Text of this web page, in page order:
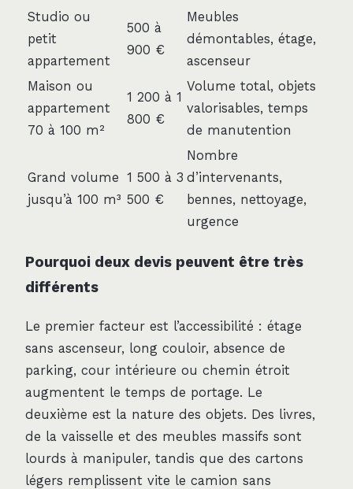
Studio ou
petit
appartement
500 à
900 €
Meubles
démontables, étage,
ascenseur
Maison ou
appartement
70 à 100 m²
1 200 à 1
800 €
Volume total, objets
valorisables, temps
de manutention
Grand volume
jusqu’à 100 m³
1 500 à 3
500 €
Nombre
d’intervenants,
bennes, nettoyage,
urgence
Pourquoi deux devis peuvent être très
différents
Le premier facteur est l’accessibilité : étage
sans ascenseur, long couloir, absence de
parking, cour intérieure ou chemin étroit
augmentent le temps de portage. Le
deuxième est la nature des objets. Des livres,
de la vaisselle et des meubles massifs sont
lourds à manipuler, tandis que des cartons
légers remplissent vite le camion sans